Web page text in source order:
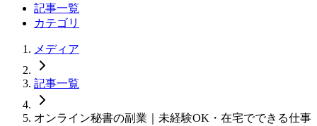
記事一覧
カテゴリ
メディア
記事一覧
オンライン秘書の副業｜未経験OK・在宅でできる仕事